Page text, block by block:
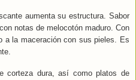
aumenta su estructura. Sabor
notas de melocotón maduro. Con
a la maceración con sus pieles. Es
corteza dura, así como platos de